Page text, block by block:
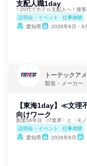
支配人職1day
✨20代でホテル支配人へ！接
説明会・イベント
仕事体験
愛知県
2026年8月・9
トーテックア
製造・メーカー
【東海1day】≪文理
向けワーク
創業56年目〈IT業界〉と〈モ
説明会・イベント
仕事体験
愛知県
2026年8月